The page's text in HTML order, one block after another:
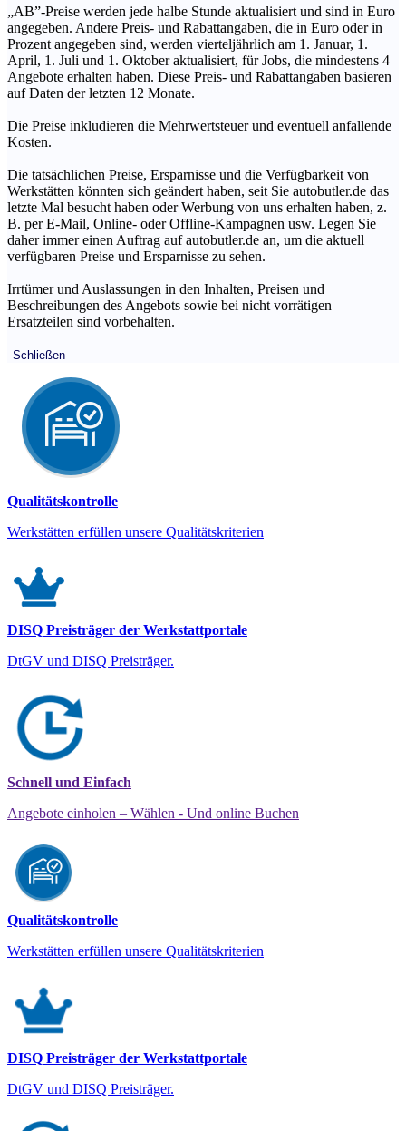
„AB”-Preise werden jede halbe Stunde aktualisiert und sind in Euro
angegeben. Andere Preis- und Rabattangaben, die in Euro oder in
Prozent angegeben sind, werden vierteljährlich am 1. Januar, 1.
April, 1. Juli und 1. Oktober aktualisiert, für Jobs, die mindestens 4
Angebote erhalten haben. Diese Preis- und Rabattangaben basieren
auf Daten der letzten 12 Monate.
Die Preise inkludieren die Mehrwertsteuer und eventuell anfallende
Kosten.
Die tatsächlichen Preise, Ersparnisse und die Verfügbarkeit von
Werkstätten könnten sich geändert haben, seit Sie autobutler.de das
letzte Mal besucht haben oder Werbung von uns erhalten haben, z.
B. per E-Mail, Online- oder Offline-Kampagnen usw. Legen Sie
daher immer einen Auftrag auf autobutler.de an, um die aktuell
verfügbaren Preise und Ersparnisse zu sehen.
Irrtümer und Auslassungen in den Inhalten, Preisen und
Beschreibungen des Angebots sowie bei nicht vorrätigen
Ersatzteilen sind vorbehalten.
Schließen
Qualitätskontrolle
Werkstätten erfüllen unsere Qualitätskriterien
DISQ Preisträger der Werkstattportale
DtGV und DISQ Preisträger.
Schnell und Einfach
Angebote einholen – Wählen - Und online Buchen
Qualitätskontrolle
Werkstätten erfüllen unsere Qualitätskriterien
DISQ Preisträger der Werkstattportale
DtGV und DISQ Preisträger.